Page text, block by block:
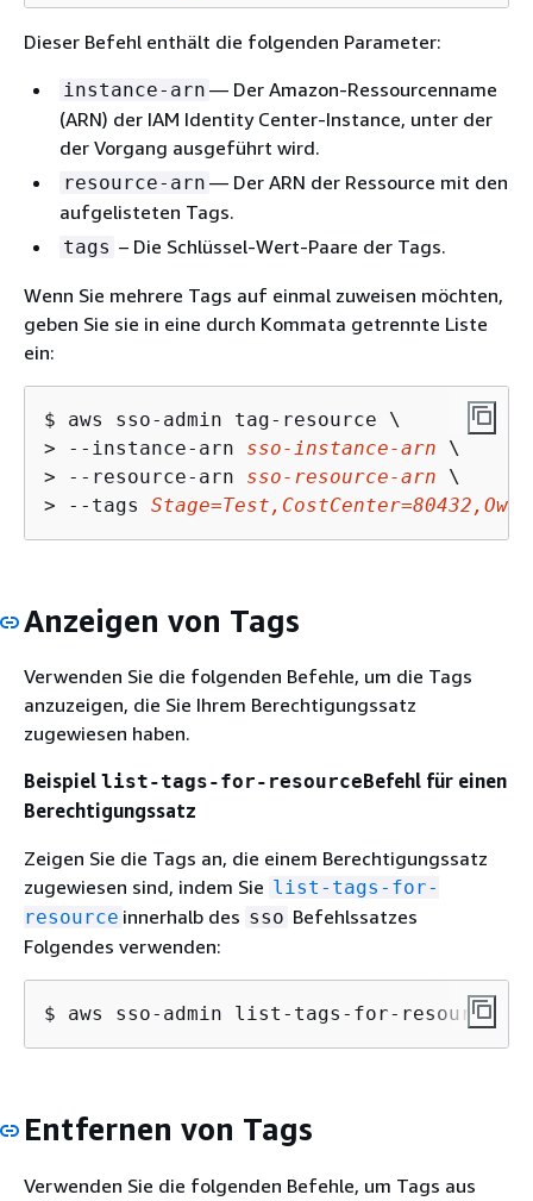
Dieser Befehl enthält die folgenden Parameter:
instance-arn — Der Amazon-Ressourcenname
(ARN) der IAM Identity Center-Instance, unter der
der Vorgang ausgeführt wird.
resource-arn — Der ARN der Ressource mit den
aufgelisteten Tags.
tags – Die Schlüssel-Wert-Paare der Tags.
Wenn Sie mehrere Tags auf einmal zuweisen möchten,
geben Sie sie in eine durch Kommata getrennte Liste
ein:
$
>
--instance-arn sso-instance-arn
>
--resource-arn sso-resource-arn
>
--tags
Anzeigen von Tags
Verwenden Sie die folgenden Befehle, um die Tags
anzuzeigen, die Sie Ihrem Berechtigungssatz
zugewiesen haben.
Beispiel list-tags-for-resourceBefehl für einen
Berechtigungssatz
Zeigen Sie die Tags an, die einem Berechtigungssatz
zugewiesen sind, indem Sie list-tags-for-
resource innerhalb des sso Befehlssatzes
Folgendes verwenden:
$ aws sso-admin list-tags-for-resource
Entfernen von Tags
Verwenden Sie die folgenden Befehle, um Tags aus